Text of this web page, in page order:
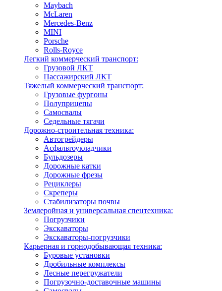
Maybach
McLaren
Mercedes-Benz
MINI
Porsche
Rolls-Royce
Легкий коммерческий транспорт:
Грузовой ЛКТ
Пассажирский ЛКТ
Тяжелый коммерческий транспорт:
Грузовые фургоны
Полуприцепы
Самосвалы
Седельные тягачи
Дорожно-строительная техника:
Автогрейдеры
Асфальтоукладчики
Бульдозеры
Дорожные катки
Дорожные фрезы
Рециклеры
Скреперы
Стабилизаторы почвы
Землеройная и универсальная спецтехника:
Погрузчики
Экскаваторы
Экскаваторы-погрузчики
Карьерная и горнодобывающая техника:
Буровые установки
Дробильные комплексы
Лесные перегружатели
Погрузочно-доставочные машины